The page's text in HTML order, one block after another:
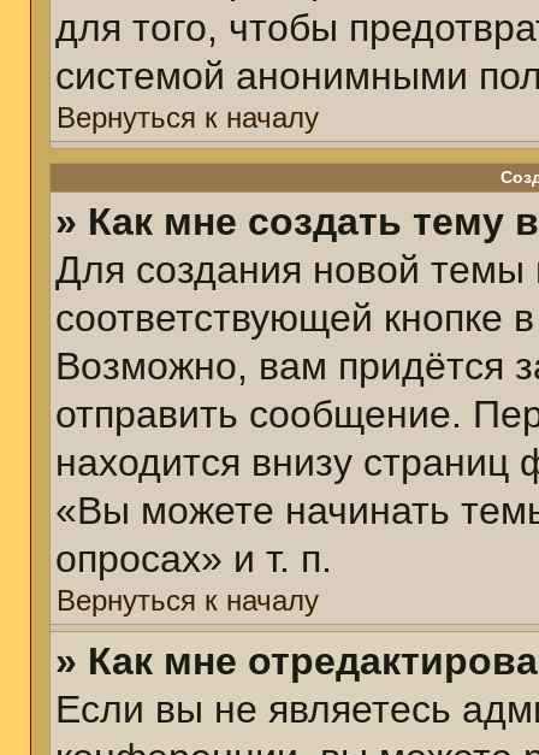
для того, чтобы
системой анонимными
Вернуться к началу
» Как мне создать тему
Для создания новой
соответствующей кнопке
Возможно, вам придётся
отправить сообщение.
находится внизу
«Вы можете начинать
опросах» и т. п.
Вернуться к началу
» Как мне
Если вы не являетесь